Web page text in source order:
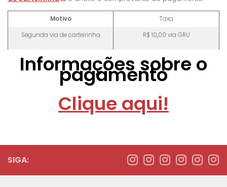
Motivo
Taxa
Segunda via de carteirinha
R$ 10,00 via GRU
Informações sobre o
pagamento
Clique aqui!
SIGA: